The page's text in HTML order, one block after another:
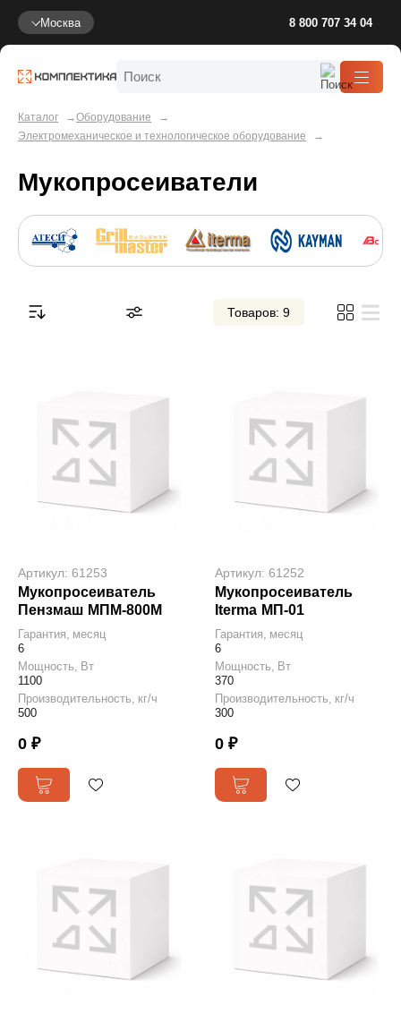
Москва 8 800 707 34 04
Каталог
Оборудование
Электромеханическое и технологическое оборудование
Мукопросеиватели
Товаров: 9
Артикул: 61253
Мукопросеиватель
Пензмаш МПМ-800М
Гарантия, месяц
6
Мощность, Вт
1100
Производительность, кг/ч
500
0 ₽
Артикул: 61252
Мукопросеиватель
Iterma МП-01
Гарантия, месяц
6
Мощность, Вт
370
Производительность, кг/ч
300
0 ₽